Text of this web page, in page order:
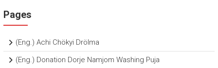
Pages
(Eng.) Achi Chökyi Drölma
(Eng.) Donation Dorje Namjom Washing Puja